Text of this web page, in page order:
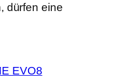
dürfen eine